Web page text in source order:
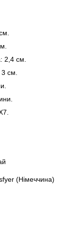
2,4 см.
см.
(Німеччина)